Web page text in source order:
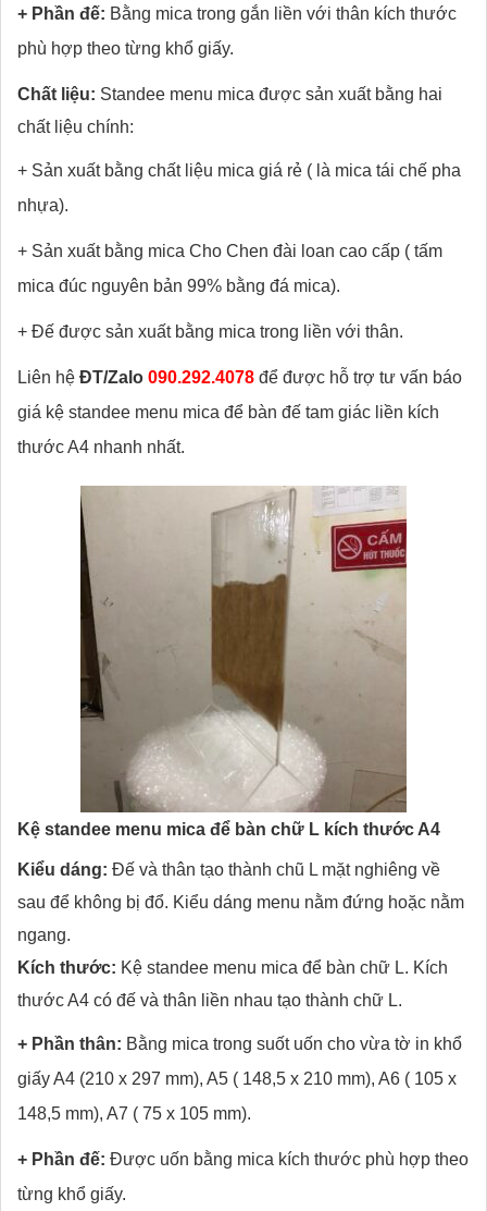
+ Phần đế: Bằng mica trong gắn liền với thân kích thước
phù hợp theo từng khổ giấy.
Chất liệu: Standee menu mica được sản xuất bằng hai
chất liệu chính:
+ Sản xuất bằng chất liệu mica giá rẻ ( là mica tái chế pha
nhựa).
+ Sản xuất bằng mica Cho Chen đài loan cao cấp ( tấm
mica đúc nguyên bản 99% bằng đá mica).
+ Đế được sản xuất bằng mica trong liền với thân.
Liên hệ ĐT/Zalo 090.292.4078 để được hỗ trợ tư vấn báo
giá kệ standee menu mica để bàn đế tam giác liền kích
thước A4 nhanh nhất.
Kệ standee menu mica để bàn chữ L kích thước A4
Kiểu dáng: Đế và thân tạo thành chũ L mặt nghiêng về
sau để không bị đổ. Kiểu dáng menu nằm đứng hoặc nằm
ngang.
Kích thước: Kệ standee menu mica để bàn chữ L. Kích
thước A4 có đế và thân liền nhau tạo thành chữ L.
+ Phần thân: Bằng mica trong suốt uốn cho vừa tờ in khổ
giấy A4 (210 x 297 mm), A5 ( 148,5 x 210 mm), A6 ( 105 x
148,5 mm), A7 ( 75 x 105 mm).
+ Phần đế: Được uốn bằng mica kích thước phù hợp theo
từng khổ giấy.